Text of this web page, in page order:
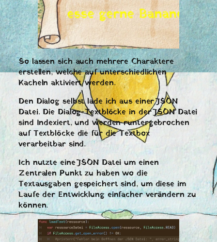
So lassen sich auch mehrere Charaktere
erstellen, welche auf unterschiedlichen
Kacheln aktiviert werden.
Den Dialog selbst lade ich aus einer JSON
Datei. Die Dialog-Textblöcke in der JSON Datei
sind Indexiert, und werden runtergebrochen
auf Textblöcke die für die Textbox
verarbeitbar sind.
Ich nutzte eine JSON Datei um einen
Zentralen Punkt zu haben wo die
Textausgaben gespeichert sind, um diese im
Laufe der Entwicklung einfacher verändern zu
können.